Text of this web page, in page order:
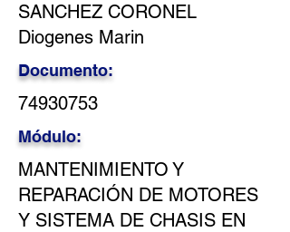
SANCHEZ CORONEL
Diogenes Marin
Documento:
74930753
Módulo:
MANTENIMIENTO Y
REPARACIÓN DE MOTORES
Y SISTEMA DE CHASIS EN